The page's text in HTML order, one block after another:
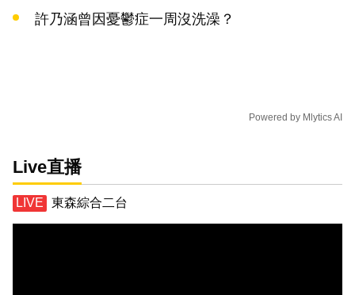
許乃涵曾因憂鬱症一周沒洗澡？
Powered by Mlytics AI
Live直播
東森綜合二台